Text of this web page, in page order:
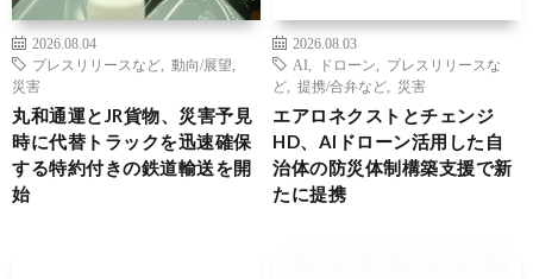
2026.08.04
プレスリリースなど
動向/展望
災害
丸和通運とJR貨物、災害予見
時に代替トラックを迅速確保
する特約付きの鉄道輸送を開
始
2026.08.03
AI
ドローン
プレスリリースな
ど
提携/合弁など 災害
エアロネクストとチェンジ
HD、AIドローン活用した自
治体の防災体制構築支援で新
たに提携